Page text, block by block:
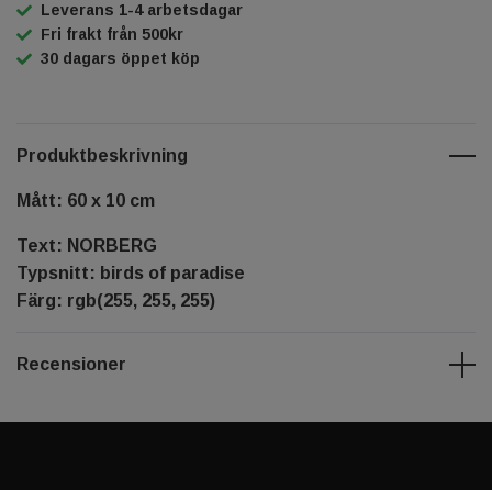
Leverans 1-4 arbetsdagar
Fri frakt från 500kr
30 dagars öppet köp
Produktbeskrivning
Mått: 60 x 10 cm
Text: NORBERG
Typsnitt: birds of paradise
Färg: rgb(255, 255, 255)
Recensioner